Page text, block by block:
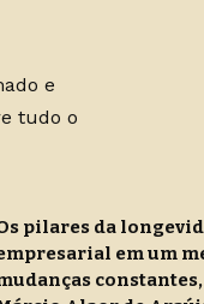
e
tudo o
pilares da
em um